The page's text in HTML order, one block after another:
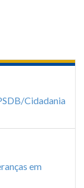
Cidadania
em